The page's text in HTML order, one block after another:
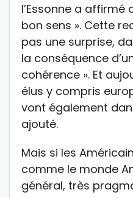
l’Essonne a affirmé
bon sens ». Cette
pas une surprise,
la conséquence
cohérence ». Et
élus y compris
vont également
ajouté.
Mais si les
comme le monde
général, très